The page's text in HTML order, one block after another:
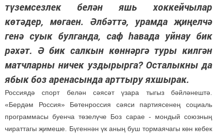
түземсезлек белән яшь хоккейчылар
көтәдер, мөгаен. Әлбәттә, урамда җиңелчә
генә суык булганда, саф һавада уйнау бик
рәхәт. Ә бик салкын көннәргә туры килгән
матчларны ничек уздырырга? Осталыкны да
ябык боз аренасында арттыру яхшырак.
Россиядә спорт белән сәясәт үзара тыгыз бәйләнештә.
«Бердәм Россия» Бөтенроссия сәяси партиясенең социаль
программасы буенча төзелүче Боз сарае - мондый союзның
чираттагы җимеше. Бүгеннән үк аның буш тормаячагы көн кебек